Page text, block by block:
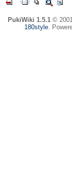
PukiWiki 1.5.1©
180style.